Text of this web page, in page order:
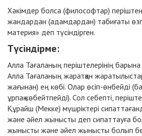
Хәкімдер болса (философтар)
жандардан (адамдардан) табиғаты
материя» деп түсіндірген.
Түсіндірме:
Алла Тағаланың періштелерінің
Алла Тағаланың жаратқан
жағынан) ең көбі. Олар өсіп-өнбейді
ұрпақ көбейтпейді). Сол себепті,
Құрайш (Мекке) мүшріктері
және әйел жынысты деп сипаттауға
жынысты және әйел жынысты болып